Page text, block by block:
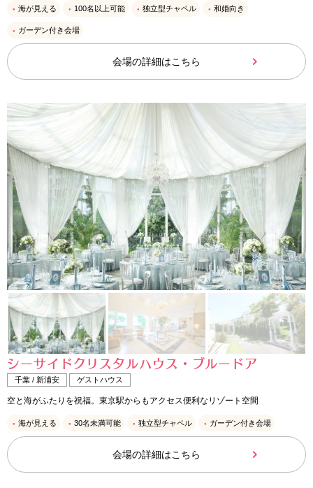
海が見える 100名以上可能 独立型チャペル 和婚向き
ガーデン付き会場
会場の詳細はこちら
シーサイドクリスタルハウス・ブルードア
千葉 / 新浦安 ゲストハウス
空と海がふたりを祝福。東京駅からもアクセス便利なリゾート空間
海が見える 30名未満可能 独立型チャペル ガーデン付き会場
会場の詳細はこちら